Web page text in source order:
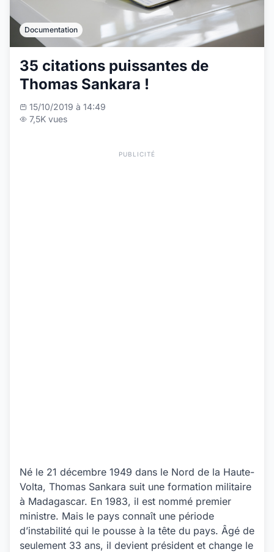
Documentation
35 citations puissantes de
Thomas Sankara !
15/10/2019 à 14:49
7,5K vues
PUBLICITÉ
Né le 21 décembre 1949 dans le Nord de la Haute-
Volta, Thomas Sankara suit une formation militaire
à Madagascar. En 1983, il est nommé premier
ministre. Mais le pays connaît une période
d’instabilité qui le pousse à la tête du pays. Âgé de
seulement 33 ans, il devient président et change le